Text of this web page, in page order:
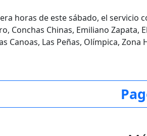
horas de este sábado, el servicio
Conchas Chinas, Emiliano
Canoas, Las Peñas, Olímpica,